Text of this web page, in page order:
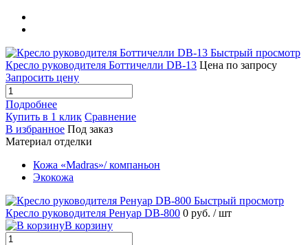
Быстрый просмотр
Кресло руководителя Боттичелли DB-13 Цена по запросу
Запросить цену
Подробнее
Купить в 1 клик Сравнение
В избранное Под заказ
Материал отделки
Кожа «Madras»/ компаньон
Экокожа
Быстрый просмотр
Кресло руководителя Ренуар DB-800 0 руб. / шт
В корзину